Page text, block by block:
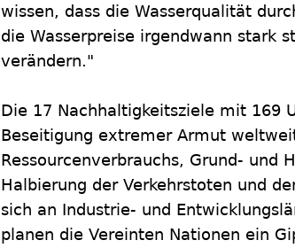
wissen, dass die Wasserqualität
die Wasserpreise irgendwann stark
verändern."
Die 17 Nachhaltigkeitsziele mit 169
Beseitigung extremer Armut
Ressourcenverbrauchs, Grund- und
Halbierung der Verkehrstoten und
sich an Industrie- und
planen die Vereinten Nationen ein